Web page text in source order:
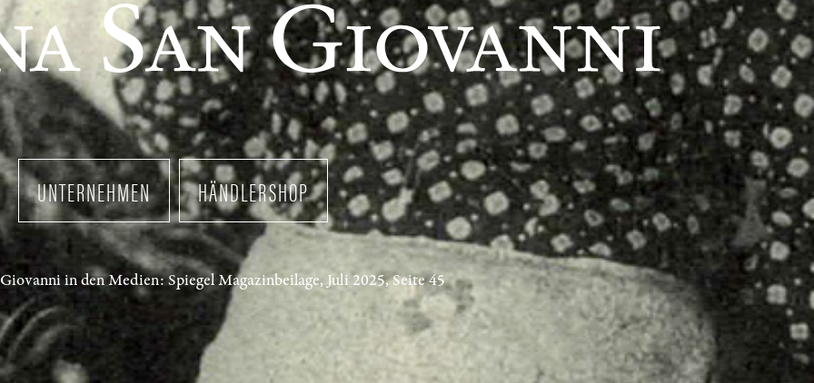
UNTERNEHMEN HÄNDLERSHOP
in den Medien: Spiegel Magazinbeilage, Juli 2025, Seite 45